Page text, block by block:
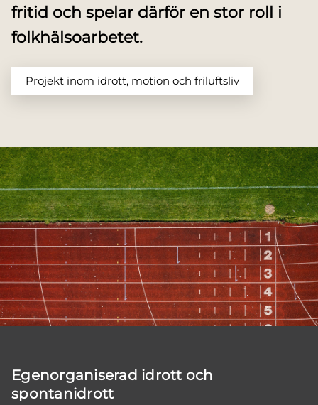
fritid och spelar därför en stor roll i
folkhälsoarbetet.
Projekt inom idrott, motion och friluftsliv
Egenorganiserad idrott och
spontanidrott